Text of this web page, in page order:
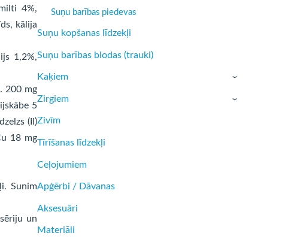
Suņu barības piedevas
Suņu kopšanas līdzekļi
Suņu barības blodas (trauki)
Kaķiem
›
Zirgiem ›
Zivīm
Tīrīšanas līdzekļi
Ceļojumiem
Apģērbi / Dāvanas
Aksesuāri
Materiāli
4%,
kālija
1,2%,
200 mg
5
(II)
18 mg
Sunim
un